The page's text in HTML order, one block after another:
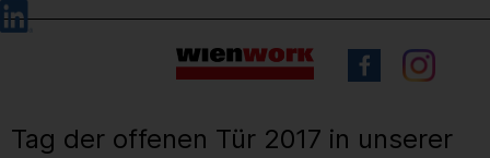
Barrierefreie
Bedienung
Sprachauswahl
Tag der offenen Tür 2017 in unserer